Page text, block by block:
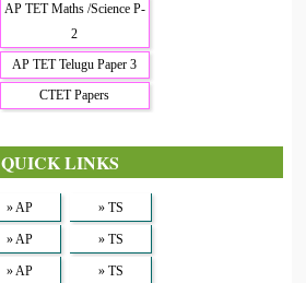
AP TET Maths /Science P-
2
AP TET Telugu Paper 3
CTET Papers
QUICK LINKS
» AP » TS
» AP » TS
» AP » TS